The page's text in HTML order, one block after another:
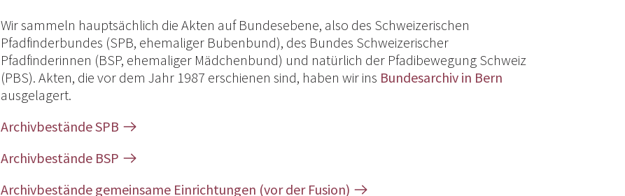
Wir sammeln hauptsächlich die Akten auf Bundesebene, also des Schweizerischen
Pfadfinderbundes (SPB, ehemaliger Bubenbund), des Bundes Schweizerischer
Pfadfinderinnen (BSP, ehemaliger Mädchenbund) und natürlich der Pfadibewegung Schweiz
(PBS). Akten, die vor dem Jahr 1987 erschienen sind, haben wir ins Bundesarchiv in Bern
ausgelagert.
Archivbestände SPB
Archivbestände BSP
Archivbestände gemeinsame Einrichtungen (vor der Fusion)